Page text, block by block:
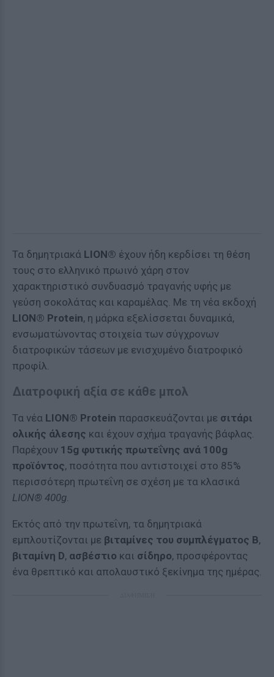
Τα δημητριακά LION® έχουν ήδη κερδίσει τη θέση
τους στο ελληνικό πρωινό χάρη στον
χαρακτηριστικό συνδυασμό τραγανής υφής με
γεύση σοκολάτας και καραμέλας. Με τη νέα εκδοχή
LION® Protein, η μάρκα εξελίσσεται δυναμικά,
ενσωματώνοντας στοιχεία των σύγχρονων
διατροφικών τάσεων με ενισχυμένο διατροφικό
προφίλ.
Διατροφική αξία σε κάθε μπολ
Τα νέα LION® Protein παρασκευάζονται με σιτάρι
ολικής άλεσης και έχουν σχήμα τραγανής βάφλας.
Παρέχουν 15g φυτικής πρωτεΐνης ανά 100g
προϊόντος, ποσότητα που αντιστοιχεί στο 85%
περισσότερη πρωτεΐνη σε σχέση με τα κλασικά
LION® 400g.
Εκτός από την πρωτεΐνη, τα δημητριακά
εμπλουτίζονται με βιταμίνες του συμπλέγματος Β,
βιταμίνη D, ασβέστιο και σίδηρο, προσφέροντας
ένα θρεπτικό και απολαυστικό ξεκίνημα της ημέρας.